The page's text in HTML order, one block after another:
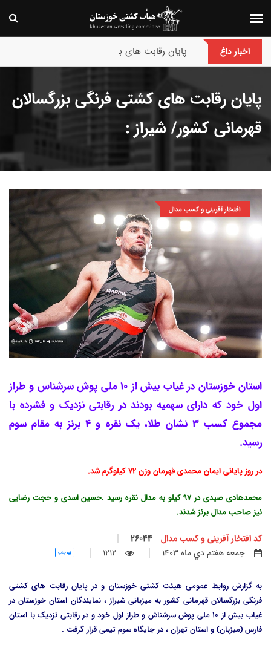
اخبار داغ پایان رقابت های بین‌المللی جام حسن گمیجی و
پایان رقابت های کشتی فرنگی بزرگسالان
قهرمانی کشور/ شیراز :
افتخار آفرینی و کسب مدال
استان خوزستان در غیاب بیش از 10 ملی پوش سرشناس و طراز
اول خود که دارای سهمیه بودند در رقابتی نزدیک و فشرده با
مجموع کسب 3 نشان طلا، یک نقره و 4 برنز به مقام سوم
رسید.
در روز پایانی ایمان محمدی قهرمان وزن 72 کیلوگرم شد.
محمدهادی صیدی در 97 کیلو به مدال نقره رسید .حسین اسدی و حجت رضایی
نیز صاحب مدال برنز شدند.
کد افتخار آفرینی و کسب مدال
جمعه هفتم دي ماه 1403
1212 چاپ
به گزارش روابط عمومی هیئت کشتی خوزستان و در پایان رقابت های کشتی
فرنگی بزرگسالان قهرمانی کشور به میزبانی شیراز ، نمایندگان استان خوزستان در
غیاب بیش از 10 ملی پوش سرشناش و طراز اول خود و در رقابتی نزدیک با استان
فارس (میزبان) و استان تهران ، در جایگاه سوم تیمی قرار گرفت .